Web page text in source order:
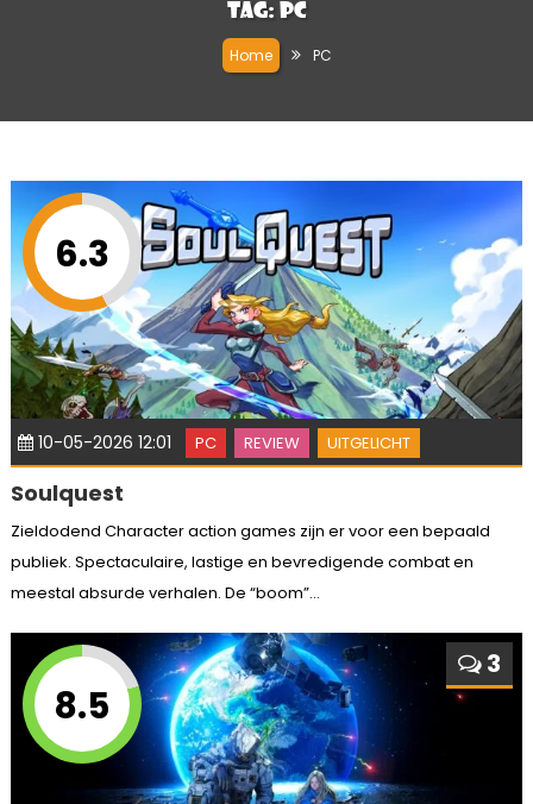
Tag: PC
Home PC
6.3
10-05-2026 12:01 PC REVIEW UITGELICHT
Soulquest
Zieldodend Character action games zijn er voor een bepaald
publiek. Spectaculaire, lastige en bevredigende combat en
meestal absurde verhalen. De “boom”...
8.5
3